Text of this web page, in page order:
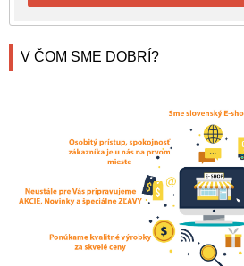
V ČOM SME DOBRÍ?